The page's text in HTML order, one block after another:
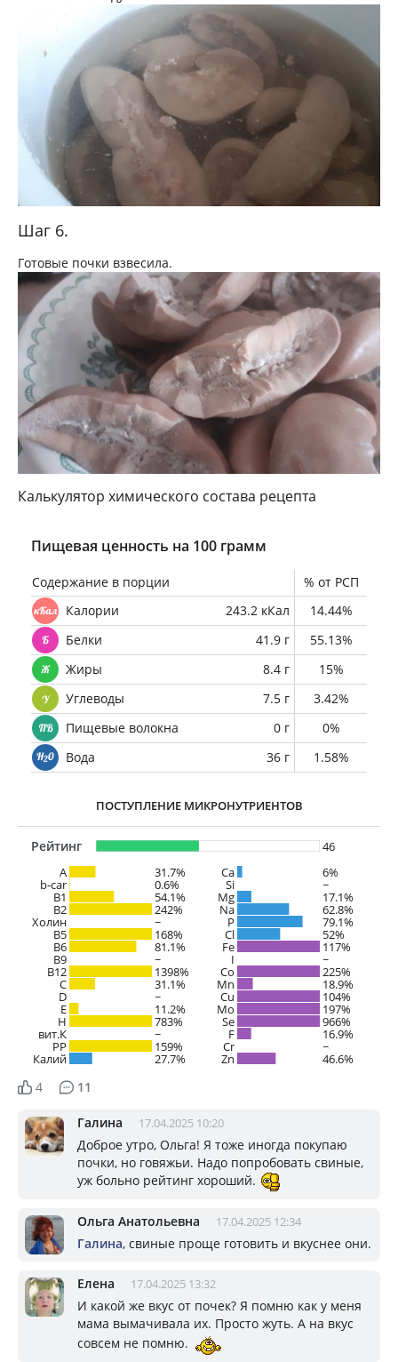
Шаг 6.
Готовые почки взвесила.
Калькулятор химического состава рецепта
Пищевая ценность на 100 грамм
Содержание в порции
% от РСП
Калории
243.2 кКал
14.44%
Белки
41.9 г
55.13%
Жиры
8.4 г
15%
Углеводы
7.5 г
3.42%
Пищевые волокна
0 г
0%
Вода
36 г 1.58%
ПОСТУПЛЕНИЕ МИКРОНУТРИЕНТОВ
Рейтинг
46
A
31.7%
b-car 0.6%
В1 54.1%
B2 242%
Холин ~
B5 168%
B6 81.1%
B9 ~
B12 1398%
C 31.1%
D ~
E 11.2%
H 783%
вит.К ~
PP 159%
Калий 27.7%
Ca 6%
Si ~
Mg 17.1%
Na 62.8%
P 79.1%
Cl 52%
Fe 117%
I ~
Co 225%
Mn 18.9%
Cu 104%
Mo 197%
Se 966%
F 16.9%
Cr ~
Zn 46.6%
4 11
Галина 17.04.2025 10:20
Доброе утро, Ольга! Я тоже иногда покупаю
почки, но говяжьи. Надо попробовать свиные,
уж больно рейтинг хороший.
Ольга Анатольевна 17.04.2025 12:34
Галина, свиные проще готовить и вкуснее они.
Елена 17.04.2025 13:32
И какой же вкус от почек? Я помню как у меня
мама вымачивала их. Просто жуть. А на вкус
совсем не помню.